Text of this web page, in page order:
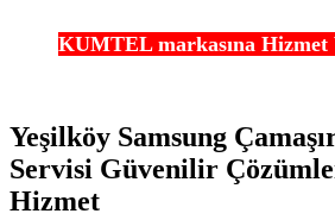
KUMTEL markasına Hizmet
Yeşilköy Samsung
Servisi Güvenilir
Hizmet